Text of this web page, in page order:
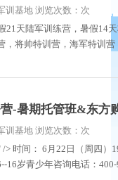
训基地 浏览次数：次
21天陆军训练营，暑假14
，将帅特训营，海军特训
-暑期托管班&东方
训基地 浏览次数：次
> 时间： 6月22日（周四
16岁青少年咨询电话：400-